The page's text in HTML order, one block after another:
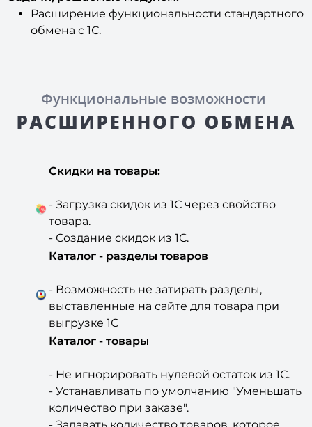
обмена с 1С.
- Загрузка скидок из 1С через свойство
товара.
- Создание скидок из 1С.
Каталог - разделы товаров
- Возможность не затирать разделы,
выставленные на сайте для товара при
Каталог - товары
- Не игнорировать нулевой остаток из 1С.
- Устанавливать по умолчанию "Уменьшать
количество при заказе".
- Задавать количество товаров, которое
будет у всех товаров, отгруженных из 1С.